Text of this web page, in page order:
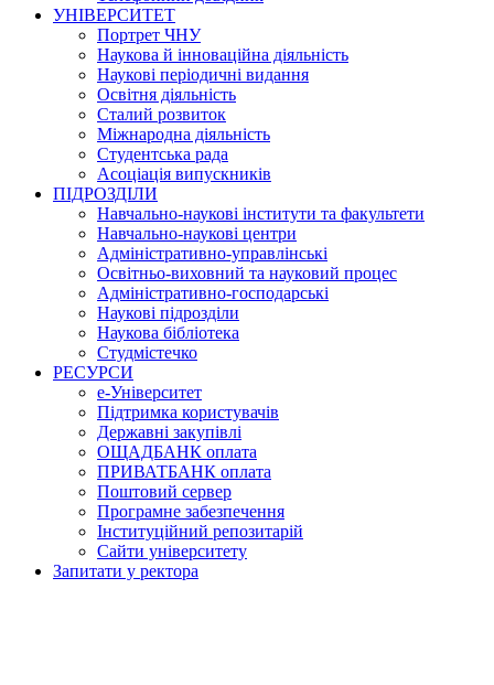
УНІВЕРСИТЕТ
Портрет ЧНУ
Наукова й інноваційна діяльність
Наукові періодичні видання
Освітня діяльність
Сталий розвиток
Міжнародна діяльність
Студентська рада
Асоціація випускників
ПІДРОЗДІЛИ
Навчально-наукові інститути та факультети
Навчально-наукові центри
Адміністративно-управлінські
Освітньо-виховний та науковий процес
Адміністративно-господарські
Наукові підрозділи
Наукова бібліотека
Студмістечко
РЕСУРСИ
е-Університет
Підтримка користувачів
Державні закупівлі
ОЩАДБАНК оплата
ПРИВАТБАНК оплата
Поштовий сервер
Програмне забезпечення
Інституційний репозитарій
Сайти університету
Запитати у ректора